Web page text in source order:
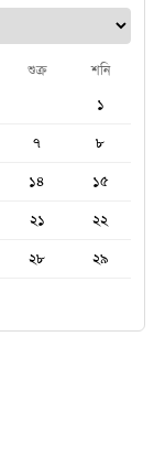
শুক্র শনি
১
৭
৮
১৪
১৫
২১
২২
২৮
২৯